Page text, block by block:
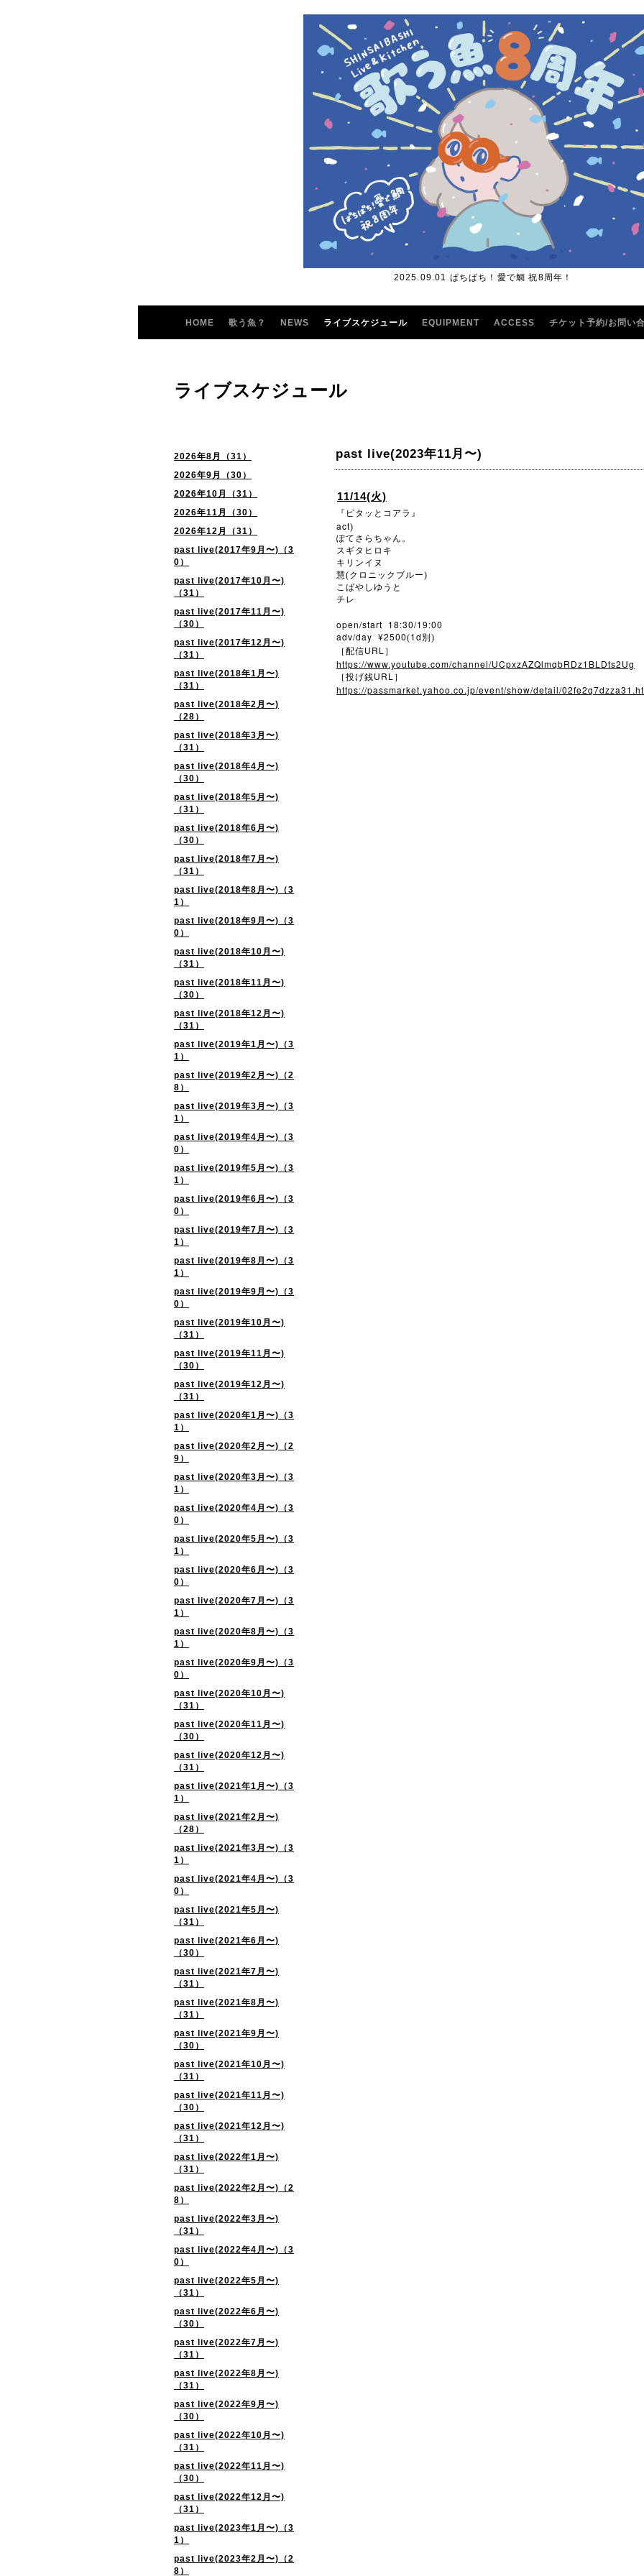
2025.09.01 ぱちぱち！愛で鯛 祝8周年！
HOME 歌う魚？ NEWS ライブスケジュール EQUIPMENT ACCESS チケット予約/お問い
2026年8月（31）
2026年9月（30）
2026年10月（31）
2026年11月（30）
2026年12月（31）
past live(2017年9月〜)（3
0）
past live(2017年10月〜)
（31）
past live(2017年11月〜)
（30）
past live(2017年12月〜)
（31）
past live(2018年1月〜)
（31）
past live(2018年2月〜)
（28）
past live(2018年3月〜)
（31）
past live(2018年4月〜)
（30）
past live(2018年5月〜)
（31）
past live(2018年6月〜)
（30）
past live(2018年7月〜)
（31）
past live(2018年8月〜)（3
1）
past live(2018年9月〜)（3
0）
past live(2018年10月〜)
（31）
past live(2018年11月〜)
（30）
past live(2018年12月〜)
（31）
past live(2019年1月〜)（3
1）
past live(2019年2月〜)（2
8）
past live(2019年3月〜)（3
1）
past live(2019年4月〜)（3
0）
past live(2019年5月〜)（3
1）
past live(2019年6月〜)（3
0）
past live(2019年7月〜)（3
1）
past live(2019年8月〜)（3
1）
past live(2019年9月〜)（3
0）
past live(2019年10月〜)
（31）
past live(2019年11月〜)
（30）
past live(2019年12月〜)
（31）
past live(2020年1月〜)（3
1）
past live(2020年2月〜)（2
9）
past live(2020年3月〜)（3
1）
past live(2020年4月〜)（3
0）
past live(2020年5月〜)（3
1）
past live(2020年6月〜)（3
0）
past live(2020年7月〜)（3
1）
past live(2020年8月〜)（3
1）
past live(2020年9月〜)（3
0）
past live(2020年10月〜)
（31）
past live(2020年11月〜)
（30）
past live(2020年12月〜)
（31）
past live(2021年1月〜)（3
1）
past live(2021年2月〜)
（28）
past live(2021年3月〜)（3
1）
past live(2021年4月〜)（3
0）
past live(2021年5月〜)
（31）
past live(2021年6月〜)
（30）
past live(2021年7月〜)
（31）
past live(2021年8月〜)
（31）
past live(2021年9月〜)
（30）
past live(2021年10月〜)
（31）
past live(2021年11月〜)
（30）
past live(2021年12月〜)
（31）
past live(2022年1月〜)
（31）
past live(2022年2月〜)（2
8）
past live(2022年3月〜)
（31）
past live(2022年4月〜)（3
0）
past live(2022年5月〜)
（31）
past live(2022年6月〜)
（30）
past live(2022年7月〜)
（31）
past live(2022年8月〜)
（31）
past live(2022年9月〜)
（30）
past live(2022年10月〜)
（31）
past live(2022年11月〜)
（30）
past live(2022年12月〜)
（31）
past live(2023年1月〜)（3
1）
past live(2023年2月〜)（2
8）
ライブスケジュール
past live(2023年11月〜)
11/14(火)
『ピタッとコアラ』
act)
ぽてさらちゃん。
スギタヒロキ
キリンイヌ
慧(クロニックブルー)
こばやしゆうと
チレ
open/start 18:30/19:00
adv/day ¥2500(1d 別)
［配信URL ］
https://www.youtube.com/channel/UCpxzAZQlmqbRDz1BLDts2Ug
［投げ銭URL ］
https://passmarket.yahoo.co.jp/event/show/detail/